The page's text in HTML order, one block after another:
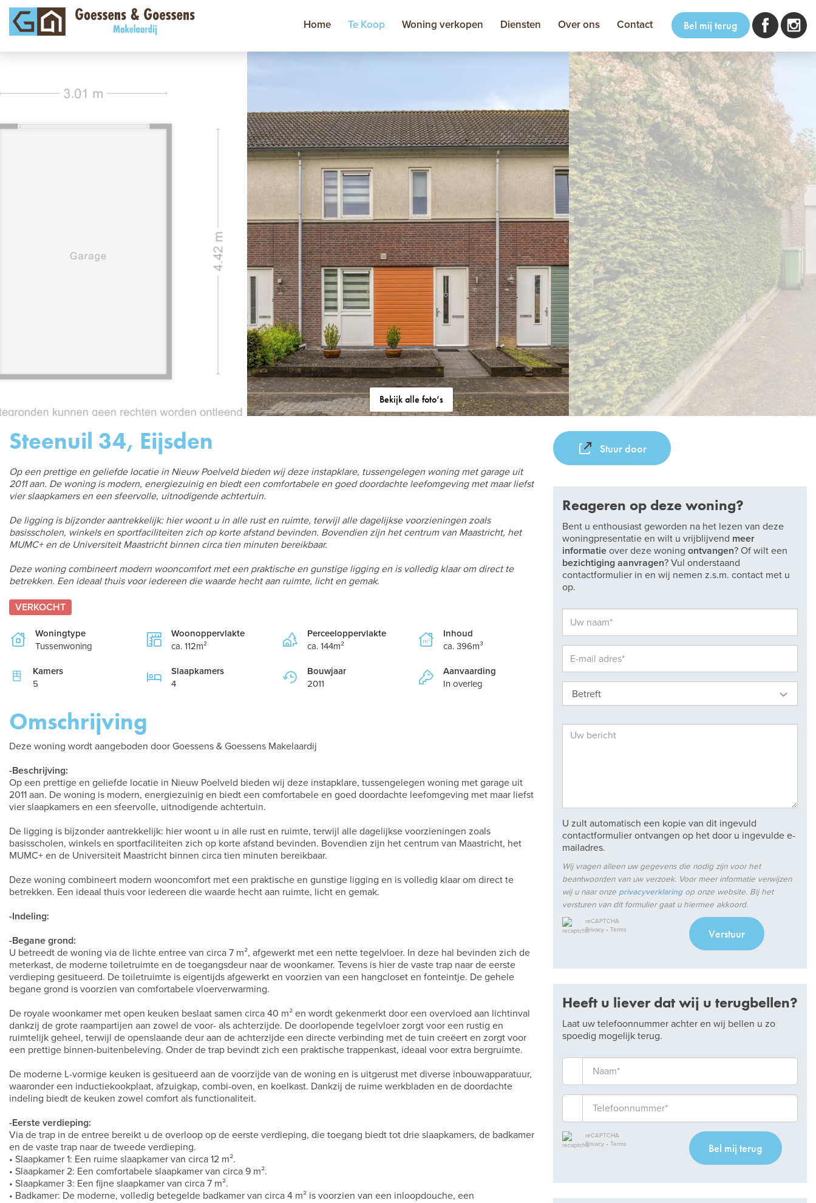
Bel mij terug
Home Te Koop Woning verkopen Diensten Over ons Contact
vorige volgende
Bekijk alle foto’s
Steenuil 34, Eijsden
Op een prettige en geliefde locatie in Nieuw Poelveld bieden wij deze instapklare, tussengelegen woning met garage uit
2011 aan. De woning is modern, energiezuinig en biedt een comfortabele en goed doordachte leefomgeving met maar liefst
vier slaapkamers en een sfeervolle, uitnodigende achtertuin.
De ligging is bijzonder aantrekkelijk: hier woont u in alle rust en ruimte, terwijl alle dagelijkse voorzieningen zoals
basisscholen, winkels en sportfaciliteiten zich op korte afstand bevinden. Bovendien zijn het centrum van Maastricht, het
MUMC+ en de Universiteit Maastricht binnen circa tien minuten bereikbaar.
Deze woning combineert modern wooncomfort met een praktische en gunstige ligging en is volledig klaar om direct te
betrekken. Een ideaal thuis voor iedereen die waarde hecht aan ruimte, licht en gemak.
VERKOCHT
Woningtype
Tussenwoning
Woonoppervlakte
ca. 112m²
Perceeloppervlakte
ca. 144m²
Inhoud
ca. 396m³
Kamers
5
Slaapkamers
4
Bouwjaar
2011
Aanvaarding
In overleg
Omschrijving
Deze woning wordt aangeboden door Goessens & Goessens Makelaardij
-Beschrijving:
Op een prettige en geliefde locatie in Nieuw Poelveld bieden wij deze instapklare, tussengelegen woning met garage uit
2011 aan. De woning is modern, energiezuinig en biedt een comfortabele en goed doordachte leefomgeving met maar liefst
vier slaapkamers en een sfeervolle, uitnodigende achtertuin.
De ligging is bijzonder aantrekkelijk: hier woont u in alle rust en ruimte, terwijl alle dagelijkse voorzieningen zoals
basisscholen, winkels en sportfaciliteiten zich op korte afstand bevinden. Bovendien zijn het centrum van Maastricht, het
MUMC+ en de Universiteit Maastricht binnen circa tien minuten bereikbaar.
Deze woning combineert modern wooncomfort met een praktische en gunstige ligging en is volledig klaar om direct te
betrekken. Een ideaal thuis voor iedereen die waarde hecht aan ruimte, licht en gemak.
-Indeling:
-Begane grond:
U betreedt de woning via de lichte entree van circa 7 m², afgewerkt met een nette tegelvloer. In deze hal bevinden zich de
meterkast, de moderne toiletruimte en de toegangsdeur naar de woonkamer. Tevens is hier de vaste trap naar de eerste
verdieping gesitueerd. De toiletruimte is eigentijds afgewerkt en voorzien van een hangcloset en fonteintje. De gehele
begane grond is voorzien van comfortabele vloerverwarming.
De royale woonkamer met open keuken beslaat samen circa 40 m² en wordt gekenmerkt door een overvloed aan lichtinval
dankzij de grote raampartijen aan zowel de voor- als achterzijde. De doorlopende tegelvloer zorgt voor een rustig en
ruimtelijk geheel, terwijl de openslaande deur aan de achterzijde een directe verbinding met de tuin creëert en zorgt voor
een prettige binnen-buitenbeleving. Onder de trap bevindt zich een praktische trappenkast, ideaal voor extra bergruimte.
De moderne L-vormige keuken is gesitueerd aan de voorzijde van de woning en is uitgerust met diverse inbouwapparatuur,
waaronder een inductiekookplaat, afzuigkap, combi-oven, en koelkast. Dankzij de ruime werkbladen en de doordachte
indeling biedt de keuken zowel comfort als functionaliteit.
-Eerste verdieping:
Via de trap in de entree bereikt u de overloop op de eerste verdieping, die toegang biedt tot drie slaapkamers, de badkamer
en de vaste trap naar de tweede verdieping.
• Slaapkamer 1: Een ruime slaapkamer van circa 12 m².
• Slaapkamer 2: Een comfortabele slaapkamer van circa 9 m².
• Slaapkamer 3: Een fijne slaapkamer van circa 7 m².
• Badkamer: De moderne, volledig betegelde badkamer van circa 4 m² is voorzien van een inloopdouche, een
Stuur door
Reageren op deze woning?
Bent u enthousiast geworden na het lezen van deze
woningpresentatie en wilt u vrijblijvend meer
informatie over deze woning ontvangen? Of wilt een
bezichtiging aanvragen? Vul onderstaand
contactformulier in en wij nemen z.s.m. contact met u
op.
Betreft
U zult automatisch een kopie van dit ingevuld
contactformulier ontvangen op het door u ingevulde e-
mailadres.
Wij vragen alleen uw gegevens die nodig zijn voor het
beantwoorden van uw verzoek. Voor meer informatie verwijzen
wij u naar onze privacyverklaringop onze website. Bij het
versturen van dit formulier gaat u hiermee akkoord.
reCAPTCHA
Privacy • Terms Verstuur
Heeft u liever dat wij u terugbellen?
Laat uw telefoonnummer achter en wij bellen u zo
spoedig mogelijk terug.
reCAPTCHA
Privacy • Terms Bel mij terug